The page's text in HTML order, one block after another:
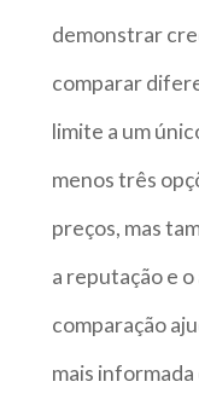
demonstrar
comparar
limite a um
menos três
preços, mas
a reputação e
comparação
mais